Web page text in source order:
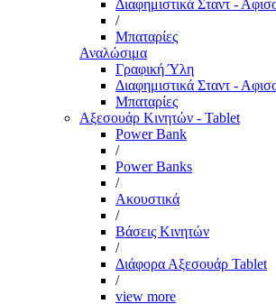
Διαφημιστικά Σταντ -
/
Μπαταρίες
Αναλώσιμα
Γραφική Ύλη
Διαφημιστικά Σταντ -
Μπαταρίες
Αξεσουάρ Κινητών - Tablet
Power Bank
/
Power Banks
/
Ακουστικά
/
Βάσεις Κινητών
/
Διάφορα Αξεσουάρ Tablet
/
view more